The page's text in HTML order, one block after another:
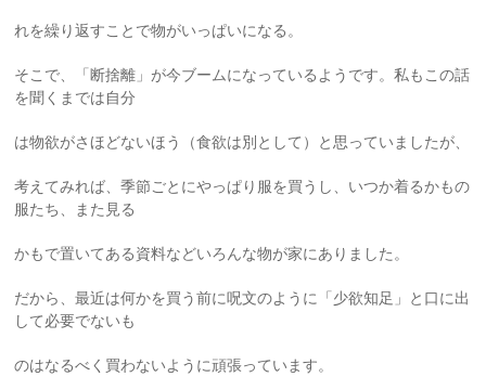
れを繰り返すことで物がいっぱいになる。
そこで、「断捨離」が今ブームになっているようです。私もこの話
を聞くまでは自分
は物欲がさほどないほう（食欲は別として）と思っていましたが、
考えてみれば、季節ごとにやっぱり服を買うし、いつか着るかもの
服たち、また見る
かもで置いてある資料などいろんな物が家にありました。
だから、最近は何かを買う前に呪文のように「少欲知足」と口に出
して必要でないも
のはなるべく買わないように頑張っています。